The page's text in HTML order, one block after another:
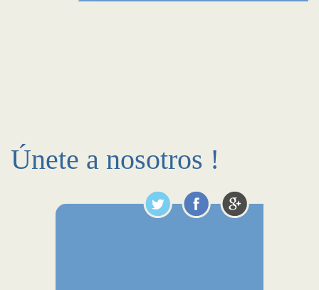
Únete a nosotros !